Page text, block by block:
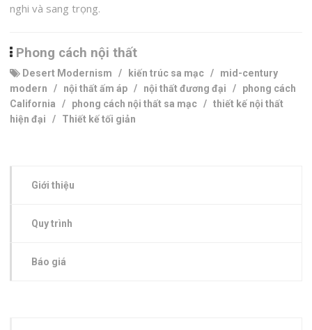
nghi và sang trọng.
Phong cách nội thất
Desert Modernism / kiến trúc sa mạc / mid-century
modern / nội thất ấm áp / nội thất đương đại / phong cách
California / phong cách nội thất sa mạc /thiết kế nội thất
hiện đại / Thiết kế tối giản
Giới thiệu
Quy trình
Báo giá